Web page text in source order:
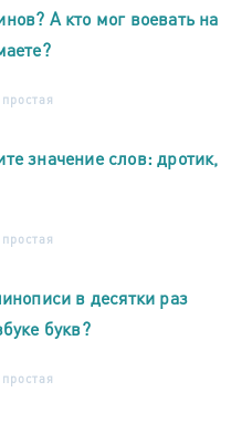
А кто мог воевать на
простая
значение слов: дротик,
простая
в десятки раз
букв?
простая